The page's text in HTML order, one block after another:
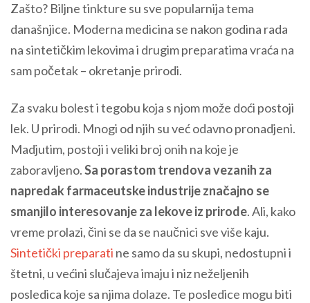
Zašto? Biljne tinkture su sve popularnija tema
današnjice. Moderna medicina se nakon godina rada
na sintetičkim lekovima i drugim preparatima vraća na
sam početak – okretanje prirodi.
Za svaku bolest i tegobu koja s njom može doći postoji
lek. U prirodi. Mnogi od njih su već odavno pronadjeni.
Madjutim, postoji i veliki broj onih na koje je
zaboravljeno.Sa porastom trendova vezanih za
napredak farmaceutske industrije značajno se
smanjilo interesovanje za lekove iz prirode. Ali, kako
vreme prolazi, čini se da se naučnici sve više kaju.
Sintetički preparati ne samo da su skupi, nedostupni i
štetni, u većini slučajeva imaju i niz neželjenih
posledica koje sa njima dolaze. Te posledice mogu biti